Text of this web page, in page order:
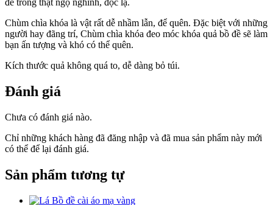
đề trông thật ngộ nghĩnh, độc lạ.
Chùm chìa khóa là vật rất dễ nhầm lẫn, để quên. Đặc biệt với những
người hay đãng trí, Chùm chìa khóa đeo móc khóa quả bồ đề sẽ làm
bạn ấn tượng và khó có thể quên.
Kích thước quả không quá to, dễ dàng bỏ túi.
Đánh giá
Chưa có đánh giá nào.
Chỉ những khách hàng đã đăng nhập và đã mua sản phẩm này mới
có thể để lại đánh giá.
Sản phẩm tương tự